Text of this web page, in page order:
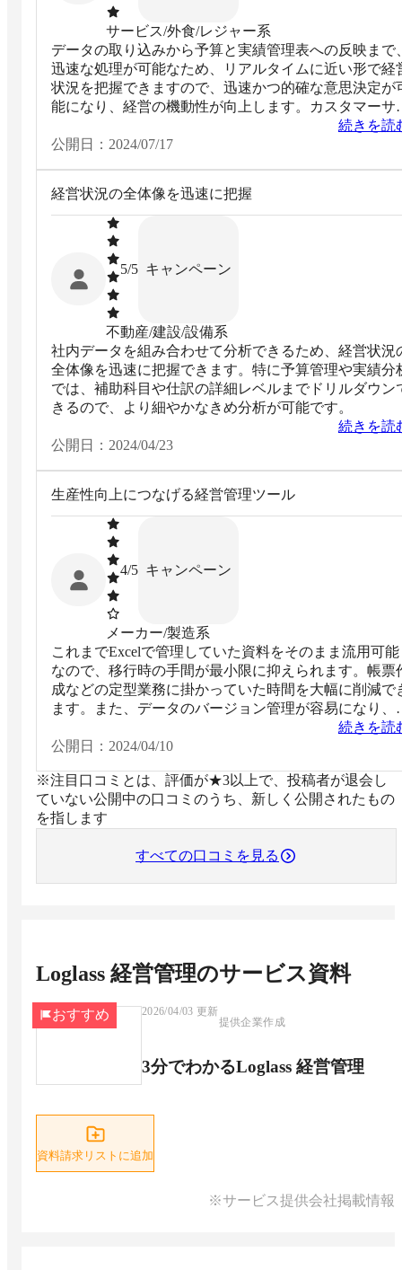
サービス/外食/レジャー系
データの取り込みから予算と実績管理表への反映まで
迅速な処理が可能なため、リアルタイムに近い形で経
状況を把握できますので、迅速かつ的確な意思決定が
能になり、経営の機動性が向上します。カスタマーサ
ートの対応の速さもあり、ユーザーからの機能改善要
に素早く対応することで、常に進化し続けるサービス
続きを読
公開日： 2024/07/17
経営状況の全体像を迅速に把握
5/5 キャンペーン
不動産/建設/設備系
社内データを組み合わせて分析できるため、経営状況
全体像を迅速に把握できます。特に予算管理や実績分
では、補助科目や仕訳の詳細レベルまでドリルダウン
きるので、より細やかなきめ分析が可能です。
続きを読
公開日： 2024/04/23
生産性向上につなげる経営管理ツール
4/5 キャンペーン
メーカー/製造系
これまでExcelで管理していた資料をそのまま流用可能
なので、移行時の手間が最小限に抑えられます。帳票
成などの定型業務に掛かっていた時間を大幅に削減で
ます。また、データのバージョン管理が容易になり、
去のデータとの比較や差分確認がスムーズにできるた
め、ミスのリスクを抑えられます。
続きを読
公開日： 2024/04/10
※注目口コミとは、評価が★3以上で、投稿者が退会し
ていない公開中の口コミのうち、新しく公開されたもの
を指します
すべての口コミを見る
Loglass 経営管理のサービス資料
おすすめ 2026/04/03 更新
提供企業作成
3分でわかるLoglass 経営管理
資料請求リストに追加
※サービス提供会社掲載情報